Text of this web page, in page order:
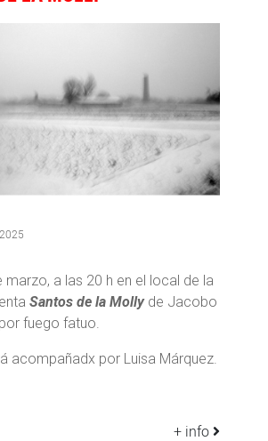
marzo, a las 20 h en el local de la
Santos de la Mollyde Jacobo
fuego fatuo.
acompañadx por Luisa Márquez.
+ info